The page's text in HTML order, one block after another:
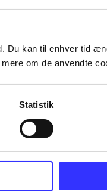
Du kan til enhver tid
om de anvendte
Statistik